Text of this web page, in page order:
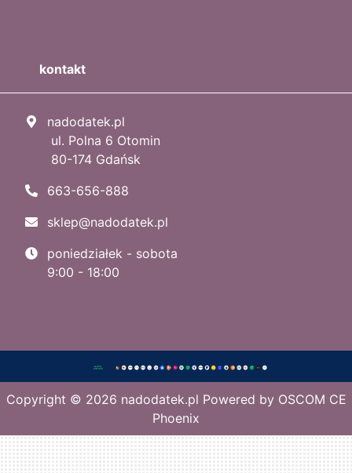
kontakt
nadodatek.pl
ul. Polna 6 Otomin
80-174 Gdańsk
663-656-888
sklep@nadodatek.pl
poniedziałek - sobota
9:00 - 18:00
Copyright © 2026 nadodatek.pl Powered by OSCOM CE
Phoenix